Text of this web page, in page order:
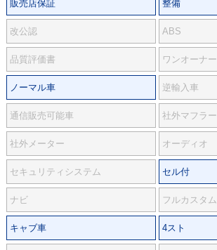
販売店保証 整備
改公認 ABS
品質評価書 ワンオーナー
ノーマル車 逆輸入車
通信販売可能車 社外マフラー
社外メーター オーディオ
セキュリティシステム セル付
ナビ フルカスタム
キャブ車 4スト